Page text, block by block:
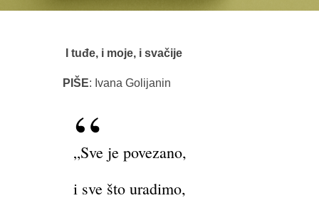
I tuđe, i moje, i svačije
PIŠE: Ivana Golijanin
„Sve je povezano,
i sve što uradimo,